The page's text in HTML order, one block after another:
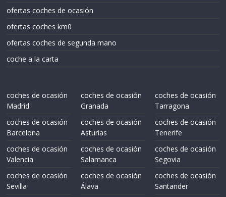
ofertas coches de ocasión
ofertas coches km0
ofertas coches de segunda mano
coche a la carta
coches de ocasión
Madrid
coches de ocasión
Barcelona
coches de ocasión
Valencia
coches de ocasión
Sevilla
coches de ocasión
Granada
coches de ocasión
Asturias
coches de ocasión
Salamanca
coches de ocasión
Álava
coches de ocasión
Tarragona
coches de ocasión
Tenerife
coches de ocasión
Segovia
coches de ocasión
Santander